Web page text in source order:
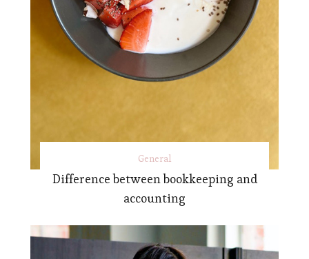
General
Difference between bookkeeping and
accounting